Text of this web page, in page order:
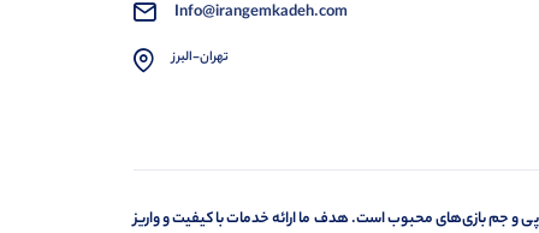
Info@irangemkadeh.com
تهران-البرز
و جم بازی‌های محبوب است. هدف ما ارائه خدمات با کیفیت و واریز